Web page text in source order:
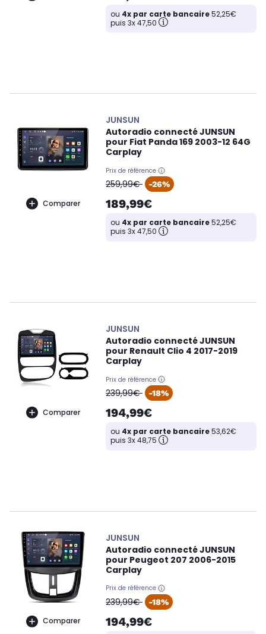
ou 4x par carte bancaire52,25€
puis 3x 47,50
Comparer
JUNSUN
Autoradio connecté JUNSUN
pour Fiat Panda 169 2003-12 64G
Carplay
Prix de référence
oldPrice
259,99€ -26%
189,99€
ou 4x par carte bancaire52,25€
puis 3x 47,50
Comparer
JUNSUN
Autoradio connecté JUNSUN
pour Renault Clio 4 2017-2019
Carplay
Prix de référence
oldPrice
239,99€ -18%
194,99€
ou 4x par carte bancaire53,62€
puis 3x 48,75
Comparer
JUNSUN
Autoradio connecté JUNSUN
pour Peugeot 207 2006-2015
Carplay
Prix de référence
oldPrice
239,99€ -18%
194,99€